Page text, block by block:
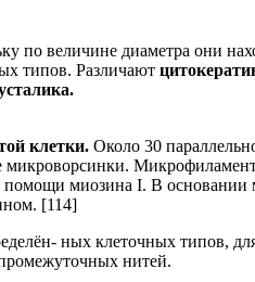
по величине диаметра они
типов. Различают
клетки. Около 30
микроворсинки.
миозина I. В
[114]
ных клеточных типов,
нитей.